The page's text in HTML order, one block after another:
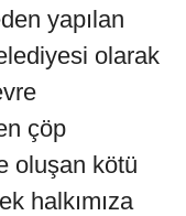
yapılan
olarak
çöp
oluşan kötü
halkımıza